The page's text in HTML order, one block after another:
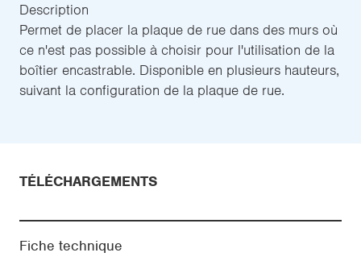
Description
Permet de placer la plaque de rue dans des murs où
ce n'est pas possible à choisir pour l'utilisation de la
boîtier encastrable. Disponible en plusieurs hauteurs,
suivant la configuration de la plaque de rue.
TÉLÉCHARGEMENTS
Fiche technique